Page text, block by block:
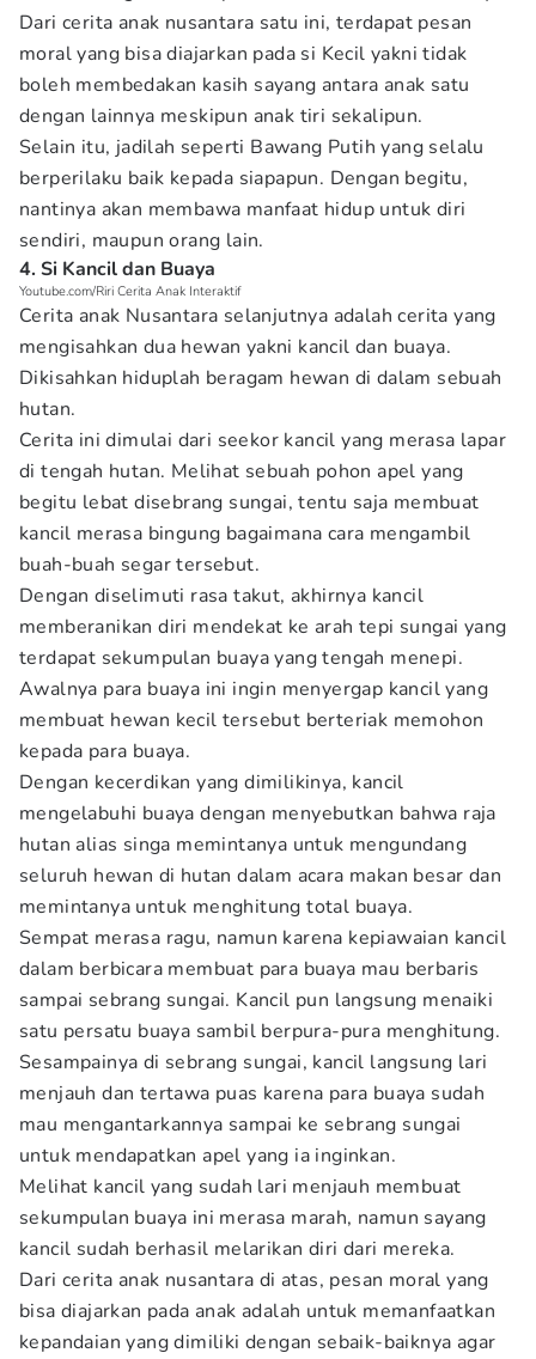
Dari cerita anak nusantara satu ini, terdapat pesan
moral yang bisa diajarkan pada si Kecil yakni tidak
boleh membedakan kasih sayang antara anak satu
dengan lainnya meskipun anak tiri sekalipun.
Selain itu, jadilah seperti Bawang Putih yang selalu
berperilaku baik kepada siapapun. Dengan begitu,
nantinya akan membawa manfaat hidup untuk diri
sendiri, maupun orang lain.
4. Si Kancil dan Buaya
Youtube.com/Riri Cerita Anak Interaktif
Cerita anak Nusantara selanjutnya adalah cerita yang
mengisahkan dua hewan yakni kancil dan buaya.
Dikisahkan hiduplah beragam hewan di dalam sebuah
hutan.
Cerita ini dimulai dari seekor kancil yang merasa lapar
di tengah hutan. Melihat sebuah pohon apel yang
begitu lebat disebrang sungai, tentu saja membuat
kancil merasa bingung bagaimana cara mengambil
buah-buah segar tersebut.
Dengan diselimuti rasa takut, akhirnya kancil
memberanikan diri mendekat ke arah tepi sungai yang
terdapat sekumpulan buaya yang tengah menepi.
Awalnya para buaya ini ingin menyergap kancil yang
membuat hewan kecil tersebut berteriak memohon
kepada para buaya.
Dengan kecerdikan yang dimilikinya, kancil
mengelabuhi buaya dengan menyebutkan bahwa raja
hutan alias singa memintanya untuk mengundang
seluruh hewan di hutan dalam acara makan besar dan
memintanya untuk menghitung total buaya.
Sempat merasa ragu, namun karena kepiawaian kancil
dalam berbicara membuat para buaya mau berbaris
sampai sebrang sungai. Kancil pun langsung menaiki
satu persatu buaya sambil berpura-pura menghitung.
Sesampainya di sebrang sungai, kancil langsung lari
menjauh dan tertawa puas karena para buaya sudah
mau mengantarkannya sampai ke sebrang sungai
untuk mendapatkan apel yang ia inginkan.
Melihat kancil yang sudah lari menjauh membuat
sekumpulan buaya ini merasa marah, namun sayang
kancil sudah berhasil melarikan diri dari mereka.
Dari cerita anak nusantara di atas, pesan moral yang
bisa diajarkan pada anak adalah untuk memanfaatkan
kepandaian yang dimiliki dengan sebaik-baiknya agar